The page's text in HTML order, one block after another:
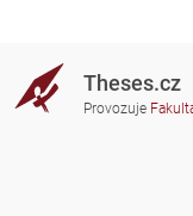
Theses.cz
Provozuje